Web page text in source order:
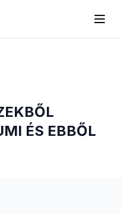
ÉS EBBŐL